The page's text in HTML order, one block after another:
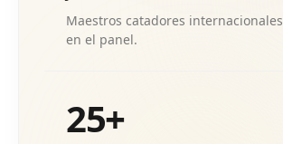
Maestros catadores internacionales
en el panel.
25+